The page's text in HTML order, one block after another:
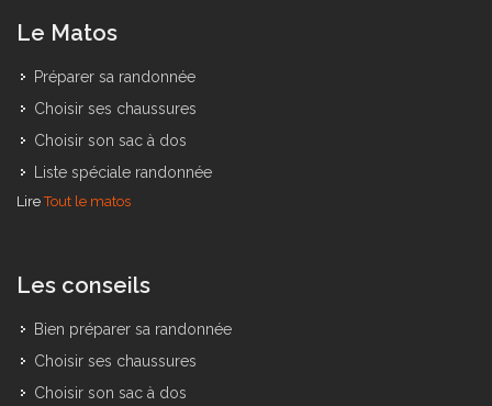
Le Matos
Préparer sa randonnée
Choisir ses chaussures
Choisir son sac à dos
Liste spéciale randonnée
LireTout le matos
Les conseils
Bien préparer sa randonnée
Choisir ses chaussures
Choisir son sac à dos